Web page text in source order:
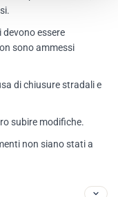
essere
sono ammessi
di chiusure stradali e
subire modifiche.
non siano stati a